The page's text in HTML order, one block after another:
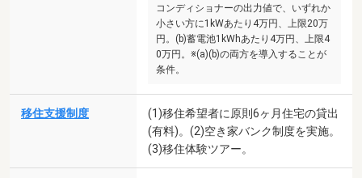
コンディショナーの出力値で、いずれか
小さい方に1kWあたり4万円、上限20万
円。(b)蓄電池1kWhあたり4万円、上限4
0万円。※(a)(b)の両方を導入することが
条件。
移住支援制度
(1)移住希望者に原則6ヶ月住宅の貸出
(有料)。(2)空き家バンク制度を実施。
(3)移住体験ツアー。